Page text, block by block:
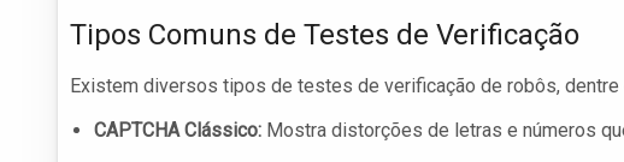
Tipos Comuns de Testes de Verificação
Existem diversos tipos de testes de verificação de robôs,
CAPTCHA Clássico: Mostra distorções de letras e números